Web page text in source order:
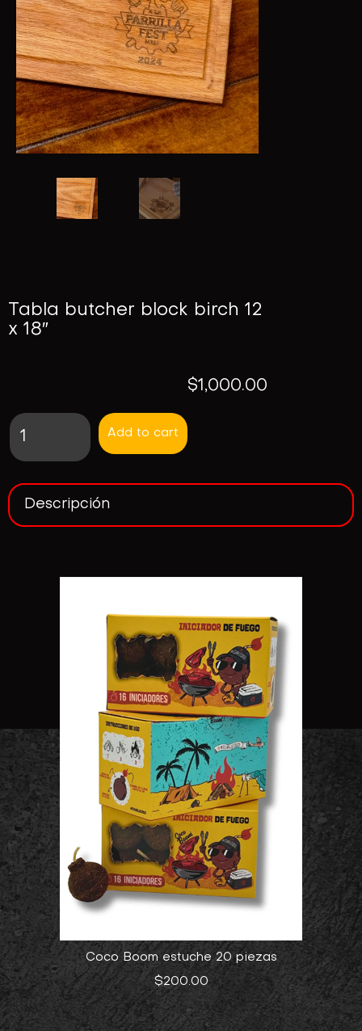
Tabla butcher block birch 12
x 18″
$1,000.00
Add to cart
Descripción
Coco Boom estuche 20 piezas
$200.00
Add to cart